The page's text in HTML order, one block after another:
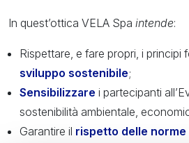
In quest’ottica VELA Spa intende:
Rispettare, e fare propri, i principi
sviluppo sostenibile;
Sensibilizzare i partecipanti
sostenibilità ambientale,
Garantire il rispetto delle norme